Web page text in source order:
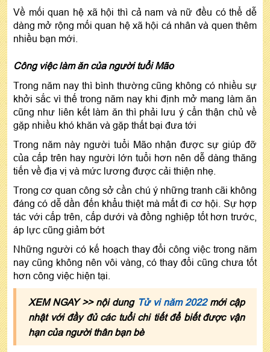
Về mối quan hệ xã hội thì cả nam và nữ đều có thể dễ
dàng mở rộng mối quan hệ xã hội cá nhân và quen thêm
nhiều bạn mới.
Công việc làm ăn của người tuổi Mão
Trong năm nay thì bình thường cũng không có nhiều sự
khởi sắc vì thế trong năm nay khi định mở mang làm ăn
cũng như liên kết làm ăn thì phải lưu ý cẩn thận chủ về
gặp nhiều khó khăn và gặp thất bại đưa tới
Trong năm này người tuổi Mão nhận được sự giúp đỡ
của cấp trên hay người lớn tuổi hơn nên dễ dàng thăng
tiến về địa vị và mức lương được cải thiện nhẹ.
Trong cơ quan công sở cần chú ý những tranh cãi không
đáng có dễ dần đến khẩu thiệt mà mất đi cơ hội. Sự hợp
tác với cấp trên, cấp dưới và đồng nghiệp tốt hơn trước,
áp lực cũng giảm bớt
Những người có kế hoạch thay đổi công việc trong năm
nay cũng không nên vôi vàng, có thay đổi cũng chưa tốt
hơn công việc hiện tại.
XEM NGAY >> nội dung Tử vi năm 2022mới cập
nhật với đầy đủ các tuổi chi tiết để biết được vận
hạn của người thân bạn bè